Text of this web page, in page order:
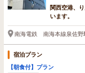
関西空港、
います。
南海電鉄 南海本線泉佐野
宿泊プラン
【朝食付】プラン